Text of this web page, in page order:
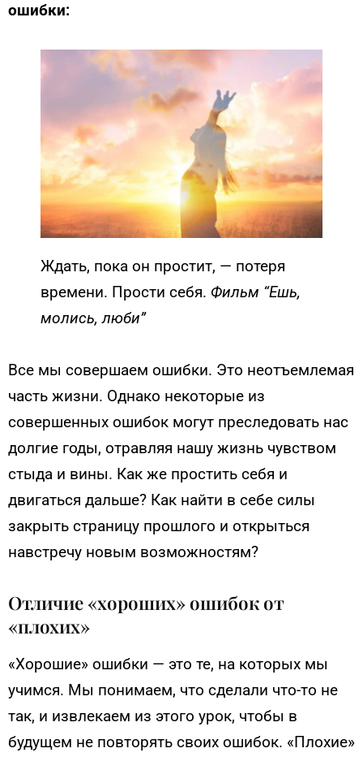
ошибки:
Ждать, пока он простит, — потеря
времени. Прости себя. Фильм “Ешь,
молись, люби”
Все мы совершаем ошибки. Это неотъемлемая
часть жизни. Однако некоторые из
совершенных ошибок могут преследовать нас
долгие годы, отравляя нашу жизнь чувством
стыда и вины. Как же простить себя и
двигаться дальше? Как найти в себе силы
закрыть страницу прошлого и открыться
навстречу новым возможностям?
Отличие «хороших» ошибок от
«плохих»
«Хорошие» ошибки — это те, на которых мы
учимся. Мы понимаем, что сделали что-то не
так, и извлекаем из этого урок, чтобы в
будущем не повторять своих ошибок. «Плохие»